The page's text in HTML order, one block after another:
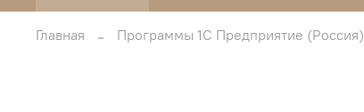
Главная Программы 1С Предприятие (Россия)